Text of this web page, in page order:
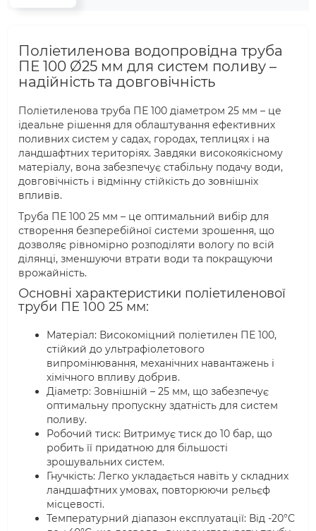
Поліетиленова водопровідна труба
ПЕ 100 Ø25 мм для систем поливу –
надійність та довговічність
Поліетиленова труба ПЕ 100 діаметром 25 мм – це
ідеальне рішення для облаштування ефективних
поливних систем у садах, городах, теплицях і на
ландшафтних територіях. Завдяки високоякісному
матеріалу, вона забезпечує стабільну подачу води,
довговічність і відмінну стійкість до зовнішніх
впливів.
Труба ПЕ 100 25 мм – це оптимальний вибір для
створення безперебійної системи зрошення, що
дозволяє рівномірно розподіляти вологу по всій
ділянці, зменшуючи втрати води та покращуючи
врожайність.
Основні характеристики поліетиленової
труби ПЕ 100 25 мм:
Матеріал: Високоміцний поліетилен ПЕ 100,
стійкий до ультрафіолетового
випромінювання, механічних навантажень і
хімічного впливу добрив.
Діаметр: Зовнішній – 25 мм, що забезпечує
оптимальну пропускну здатність для систем
поливу.
Робочий тиск: Витримує тиск до 10 бар, що
робить її придатною для більшості
зрошувальних систем.
Гнучкість: Легко укладається навіть у складних
ландшафтних умовах, повторюючи рельєф
місцевості.
Температурний діапазон експлуатації: Від -20°C